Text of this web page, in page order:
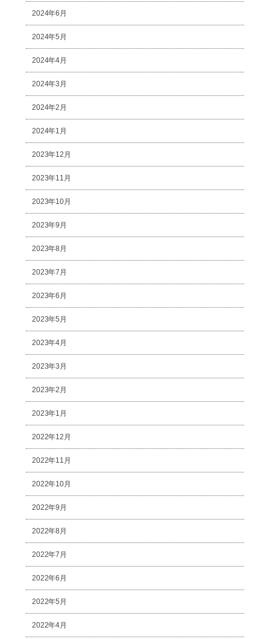
2024年6月
2024年5月
2024年4月
2024年3月
2024年2月
2024年1月
2023年12月
2023年11月
2023年10月
2023年9月
2023年8月
2023年7月
2023年6月
2023年5月
2023年4月
2023年3月
2023年2月
2023年1月
2022年12月
2022年11月
2022年10月
2022年9月
2022年8月
2022年7月
2022年6月
2022年5月
2022年4月